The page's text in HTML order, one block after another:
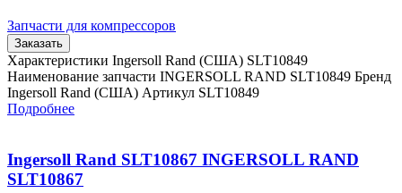
Запчасти для компрессоров
Заказать
Характеристики Ingersoll Rand (США) SLT10849
Наименование запчасти INGERSOLL RAND SLT10849 Бренд
Ingersoll Rand (США) Артикул SLT10849
Подробнее
Ingersoll Rand SLT10867 INGERSOLL RAND
SLT10867